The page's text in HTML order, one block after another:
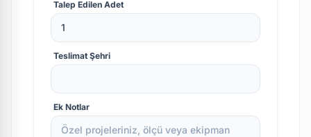
Talep Edilen Adet
Teslimat Şehri
Ek Notlar